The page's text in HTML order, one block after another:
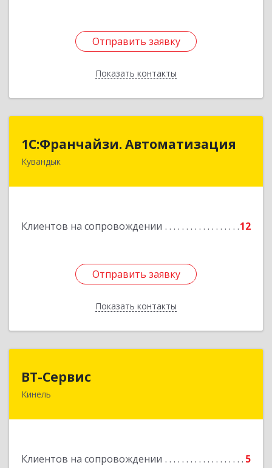
Отправить заявку
Показать контакты
Отправить заявку
Назад
1С:Франчайзи. Автоматизация
Кувандык
Клиентов на сопровождении 12
Отправить заявку
Показать контакты
1С:Франчайзи. Автоматизация
462220, Оренбургская обл, Кувандыкский р-н,
Отправить заявку
Назад
ВТ-Сервис
Кинель
Клиентов на сопровождении 5
446436, Самарская обл, Кинель г, Маяковского